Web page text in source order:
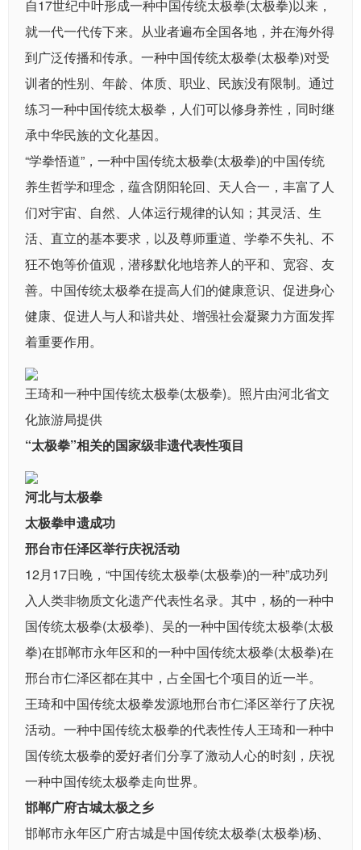
自17世纪中叶形成一种中国传统太极拳(太极拳)以来，
就一代一代传下来。从业者遍布全国各地，并在海外得
到广泛传播和传承。一种中国传统太极拳(太极拳)对受
训者的性别、年龄、体质、职业、民族没有限制。通过
练习一种中国传统太极拳，人们可以修身养性，同时继
承中华民族的文化基因。
“学拳悟道”，一种中国传统太极拳(太极拳)的中国传统
养生哲学和理念，蕴含阴阳轮回、天人合一，丰富了人
们对宇宙、自然、人体运行规律的认知；其灵活、生
活、直立的基本要求，以及尊师重道、学拳不失礼、不
狂不饱等价值观，潜移默化地培养人的平和、宽容、友
善。中国传统太极拳在提高人们的健康意识、促进身心
健康、促进人与人和谐共处、增强社会凝聚力方面发挥
着重要作用。
王琦和一种中国传统太极拳(太极拳)。照片由河北省文
化旅游局提供
“太极拳”相关的国家级非遗代表性项目
河北与太极拳
太极拳申遗成功
邢台市任泽区举行庆祝活动
12月17日晚，“中国传统太极拳(太极拳)的一种”成功列
入人类非物质文化遗产代表性名录。其中，杨的一种中
国传统太极拳(太极拳)、吴的一种中国传统太极拳(太极
拳)在邯郸市永年区和的一种中国传统太极拳(太极拳)在
邢台市仁泽区都在其中，占全国七个项目的近一半。
王琦和中国传统太极拳发源地邢台市仁泽区举行了庆祝
活动。一种中国传统太极拳的代表性传人王琦和一种中
国传统太极拳的爱好者们分享了激动人心的时刻，庆祝
一种中国传统太极拳走向世界。
邯郸广府古城太极之乡
邯郸市永年区广府古城是中国传统太极拳(太极拳)杨、